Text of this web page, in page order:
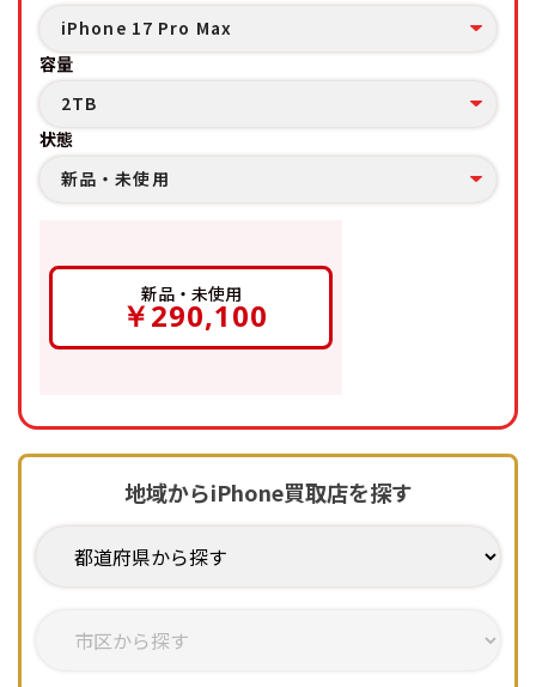
iPhone 17 Pro Max
容量
2TB
状態
新品・未使用
新品・未使用
￥290,100
地域からiPhone買取店を探す